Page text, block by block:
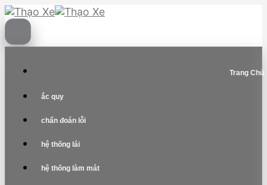
Skip
to
content
Trang Chủ
ắc quy
chẩn đoán lỗi
hệ thống lái
hệ thống làm mát